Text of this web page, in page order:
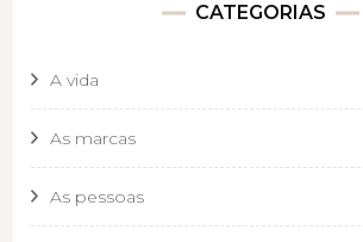
CATEGORIAS
A vida
As marcas
As pessoas